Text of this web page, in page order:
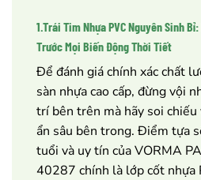
1.Trái Tim Nhựa PVC Nguyên Sinh
Trước Mọi Biến Động Thời Tiết
Để đánh giá chính xác chất
sàn nhựa cao cấp, đừng vội
trí bên trên mà hãy soi chiếu
ẩn sâu bên trong. Điểm tựa
tuổi và uy tín của VORMA
40287 chính là lớp cốt nhựa